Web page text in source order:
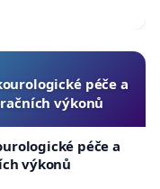
péče a
výkonů
péče a
výkonů